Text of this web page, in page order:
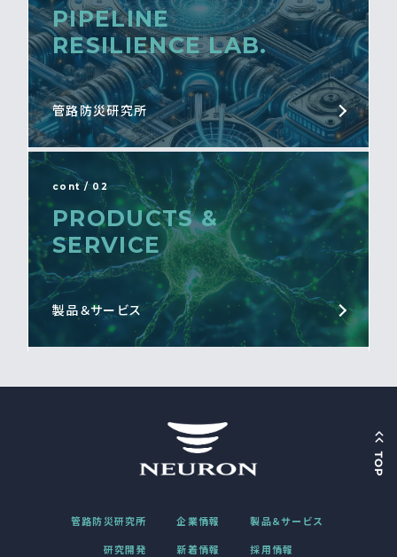
PIPELINE
RESILIENCE LAB.
管路防災研究所
cont / 02
PRODUCTS &
SERVICE
製品＆サービス
管路防災研究所 企業情報 製品＆サービス
研究開発 新着情報 採用情報